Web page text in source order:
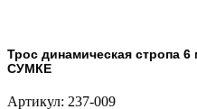
Трос динамическая стропа
СУМКЕ
Артикул: 237-009